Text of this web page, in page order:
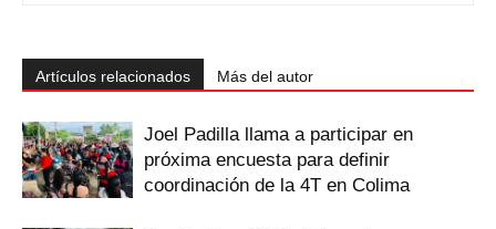
Artículos relacionados Más del autor
Joel Padilla llama a participar en
próxima encuesta para definir
coordinación de la 4T en Colima